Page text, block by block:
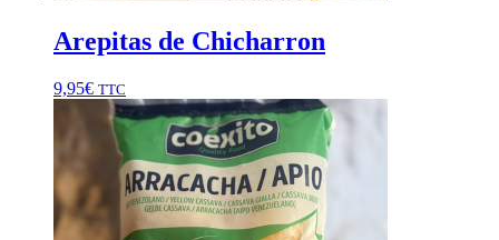
Arepitas de Chicharron
9,95€ TTC